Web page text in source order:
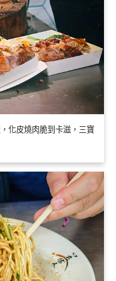
化皮燒肉脆到卡滋，三寶